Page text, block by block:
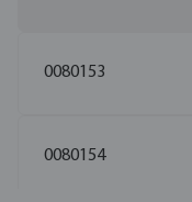
0080153
0080154